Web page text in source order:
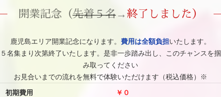
開業記念（先着５名→終了しました）
鹿児島エリア開業記念になります。 費用は全額負担いたします。
５名集まり次第終了いたします。是非一歩踏み出し、このチャンスを掴
み取ってください
お見合いまでの流れを無料で体験いただけます（税込価格）※
初期費用
￥０